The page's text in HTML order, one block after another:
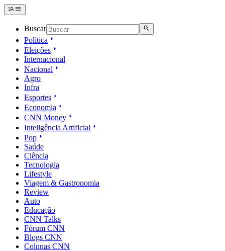
Buscar
Política
Eleições
Internacional
Nacional
Agro
Infra
Esportes
Economia
CNN Money
Inteligência Artificial
Pop
Saúde
Ciência
Tecnologia
Lifestyle
Viagem & Gastronomia
Review
Auto
Educação
CNN Talks
Fórum CNN
Blogs CNN
Colunas CNN